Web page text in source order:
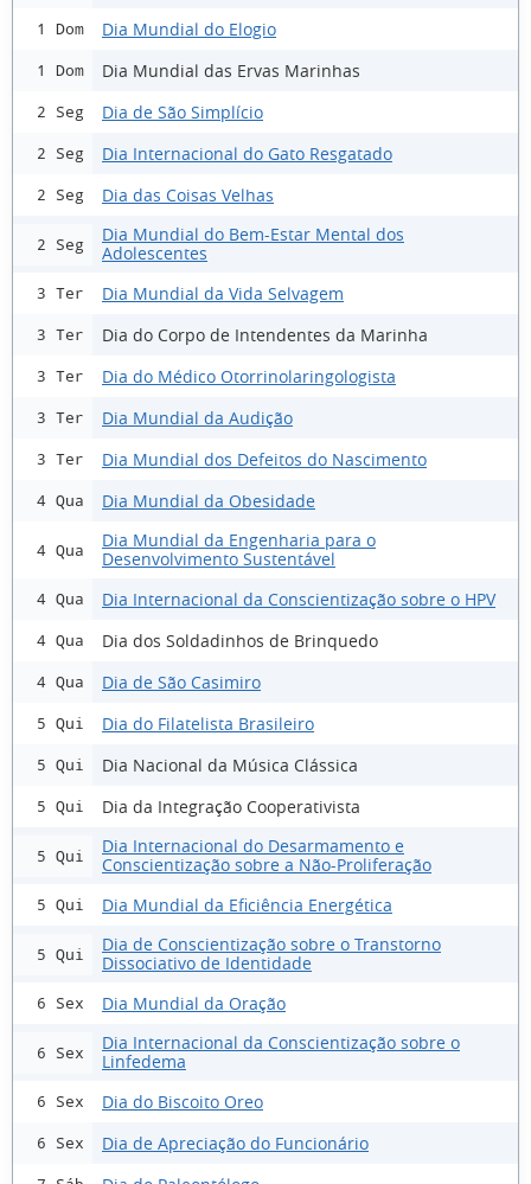
1 Dom Dia Mundial do Elogio
1 Dom Dia Mundial das Ervas Marinhas
2 Seg Dia de São Simplício
2 Seg Dia Internacional do Gato Resgatado
2 Seg Dia das Coisas Velhas
2 Seg
Dia Mundial do Bem-Estar Mental dos
Adolescentes
3 Ter Dia Mundial da Vida Selvagem
3 Ter Dia do Corpo de Intendentes da Marinha
3 Ter Dia do Médico Otorrinolaringologista
3 Ter Dia Mundial da Audição
3 Ter Dia Mundial dos Defeitos do Nascimento
4 Qua Dia Mundial da Obesidade
4 Qua
Dia Mundial da Engenharia para o
Desenvolvimento Sustentável
4 Qua Dia Internacional da Conscientização sobre o HPV
4 Qua Dia dos Soldadinhos de Brinquedo
4 Qua Dia de São Casimiro
5 Qui Dia do Filatelista Brasileiro
5 Qui Dia Nacional da Música Clássica
5 Qui Dia da Integração Cooperativista
5 Qui
Dia Internacional do Desarmamento e
Conscientização sobre a Não-Proliferação
5 Qui Dia Mundial da Eficiência Energética
5 Qui
Dia de Conscientização sobre o Transtorno
Dissociativo de Identidade
6 Sex Dia Mundial da Oração
6 Sex
Dia Internacional da Conscientização sobre o
Linfedema
6 Sex Dia do Biscoito Oreo
6 Sex Dia de Apreciação do Funcionário